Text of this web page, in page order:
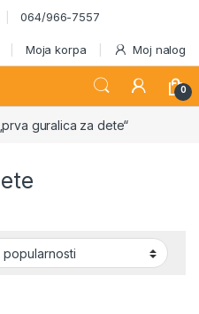
064/966-7557
Moja korpa Moj nalog
0
guralica za dete“